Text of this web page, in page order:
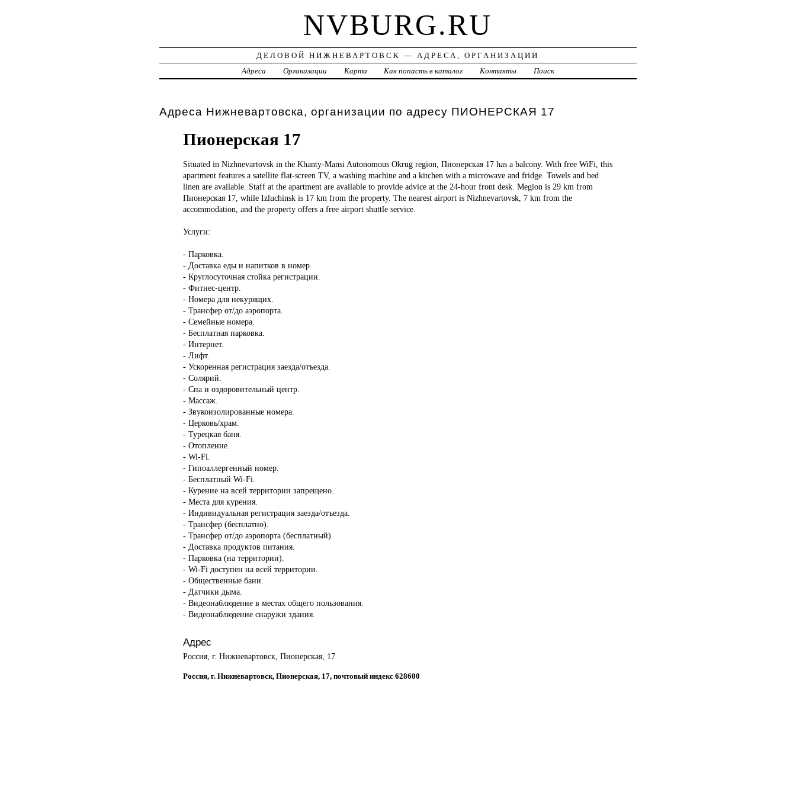
NVBURG.RU
ДЕЛОВОЙ НИЖНЕВАРТОВСК — АДРЕСА, ОРГАНИЗАЦИИ
Адреса
Организации Карта Как попасть в каталог Контакты Поиск
Адреса Нижневартовска, организации по адресу ПИОНЕРСКАЯ 17
Пионерская 17
Situated in Nizhnevartovsk in the Khanty-Mansi Autonomous Okrug region, Пионерская 17 has a balcony. With free WiFi, this
apartment features a satellite flat-screen TV, a washing machine and a kitchen with a microwave and fridge. Towels and bed
linen are available. Staff at the apartment are available to provide advice at the 24-hour front desk. Megion is 29 km from
Пионерская 17, while Izluchinsk is 17 km from the property. The nearest airport is Nizhnevartovsk, 7 km from the
accommodation, and the property offers a free airport shuttle service.
Услуги:
- Парковка.
- Доставка еды и напитков в номер.
- Круглосуточная стойка регистрации.
- Фитнес-центр.
- Номера для некурящих.
- Трансфер от/до аэропорта.
- Семейные номера.
- Бесплатная парковка.
- Интернет.
- Лифт.
- Ускоренная регистрация заезда/отъезда.
- Солярий.
- Спа и оздоровительный центр.
- Массаж.
- Звукоизолированные номера.
- Церковь/храм.
- Турецкая баня.
- Отопление.
- Wi-Fi.
- Гипоаллергенный номер.
- Бесплатный Wi-Fi.
- Курение на всей территории запрещено.
- Места для курения.
- Индивидуальная регистрация заезда/отъезда.
- Трансфер (бесплатно).
- Трансфер от/до аэропорта (бесплатный).
- Доставка продуктов питания.
- Парковка (на территории).
- Wi-Fi доступен на всей территории.
- Общественные бани.
- Датчики дыма.
- Видеонаблюдение в местах общего пользования.
- Видеонаблюдение снаружи здания.
Адрес
Россия, г. Нижневартовск, Пионерская, 17
Россия, г. Нижневартовск, Пионерская, 17, почтовый индекс 628600